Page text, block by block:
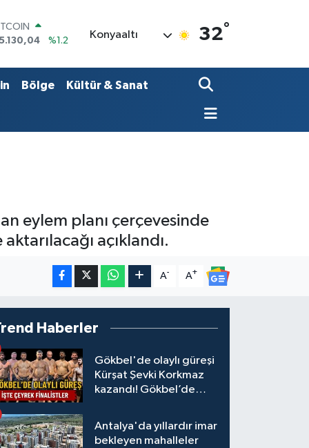
%0.17
%0.01
Konyaaltı 32°
Bölge Kültür & Sanat
eylem planı çerçevesinde
açıklandı.
A- A+
Haberler
Gökbel'de olaylı güreşi
Kürşat Şevki Korkmaz
kazandı! Gökbel’de
Gürbüz elendi!
Antalya'da yıllardır imar
bekleyen mahalleler